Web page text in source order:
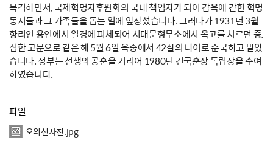
목격하면서, 국제혁명자후원회의 국내 책임자가 되어 감옥에 갇힌 혁명
동지들과 그 가족들을 돕는 일에 앞장섰습니다. 그러다가 1931년 3월
향리인 용인에서 일경에 피체되어 서대문형무소에서 옥고를 치르던 중,
심한 고문으로 같은 해 5월 6일 옥중에서 42살의 나이로 순국하고 말았
습니다. 정부는 선생의 공훈을 기리어 1980년 건국훈장 독립장을 수여
하였습니다.
파일
오의선사진.jpg